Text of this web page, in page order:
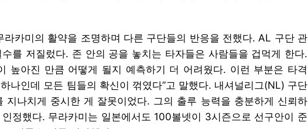
라카미의 활약을 조명하며 다른 구단들의 반응을 전했다. AL 구단 관
를 저질렀다. 존 안의 공을 놓치는 타자들은 사람들을 겁먹게 한다.
높아진 만큼 어떻게 될지 예측하기 더 어려웠다. 이런 부분은 타격
나인데 모든 팀들의 확신이 꺾였다”고 말했다. 내셔널리그(NL) 구단
지나치게 중시한 게 잘못이었다. 그의 출루 능력을 충분하게 신뢰하
정했다. 무라카미는 일본에서도 100볼넷이 3시즌으로 선구안이 준